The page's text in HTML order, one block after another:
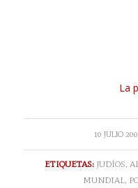
La
10 JULIO
/
ETIQUETAS: JUDÍOS,
MUNDIAL,